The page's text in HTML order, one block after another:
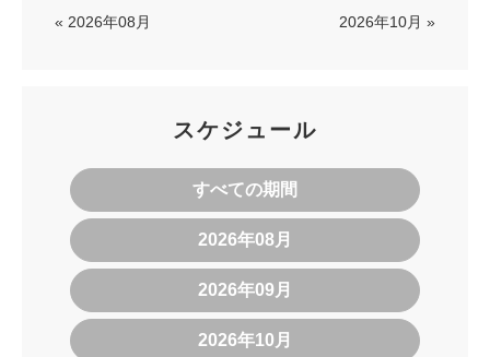
« 2026年08月 2026年10月 »
スケジュール
すべての期間
2026年08月
2026年09月
2026年10月